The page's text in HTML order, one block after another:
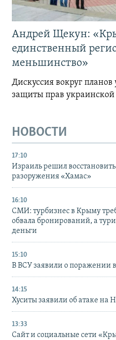
Андрей Щекун:
единственный
меньшинство»
Дискуссия вокруг планов
защиты прав
НОВОСТИ
17:10
Израиль решил восстановить
разоружения «Хамас»
16:10
СМИ: турбизнес в Крыму
обвала бронирований, а
деньги
15:10
В ВСУ заявили о поражении
14:15
Хуситы заявили об атаке на
13:33
Сайт и социальные сети